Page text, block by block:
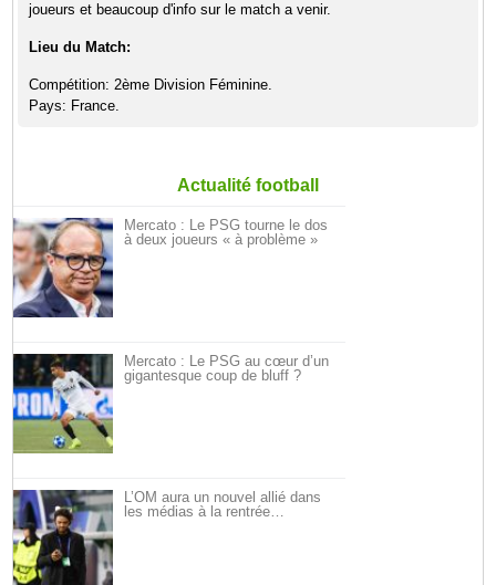
joueurs et beaucoup d'info sur le match a venir.
Lieu du Match:
Compétition: 2ème Division Féminine.
Pays: France.
Actualité football
Mercato : Le PSG tourne le dos
à deux joueurs « à problème »
Mercato : Le PSG au cœur d’un
gigantesque coup de bluff ?
L’OM aura un nouvel allié dans
les médias à la rentrée…